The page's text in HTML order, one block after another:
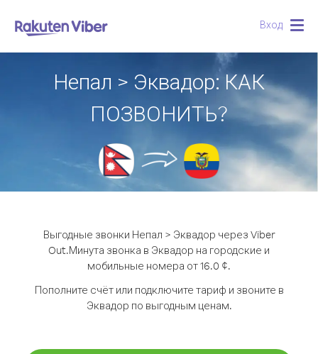
Вход
Непал > Эквадор: КАК
ПОЗВОНИТЬ?
Выгодные звонки Непал > Эквадор через Viber
Out.Минута звонка в Эквадор на городские и
мобильные номера от 16.0 ¢.
Пополните счёт или подключите тариф и звоните в
Эквадор по выгодным ценам.